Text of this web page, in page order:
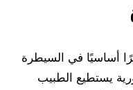
أساسيًا في السيطرة
يستطيع الطبيب